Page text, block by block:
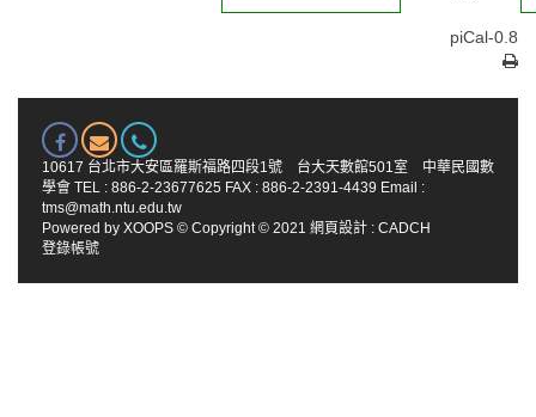
piCal-0.8
10617 台北市大安區羅斯福路四段1號 台大天數館501室 中華民國數
學會 TEL : 886-2-23677625 FAX : 886-2-2391-4439 Email :
tms@math.ntu.edu.tw
Powered by XOOPS © Copyright © 2021 網頁設計 : CADCH
登錄帳號